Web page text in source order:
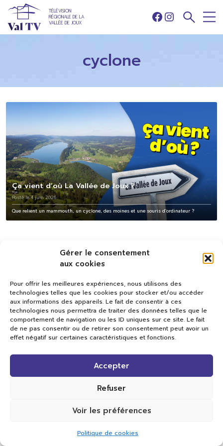
Gérer le consentement
aux cookies
Pour offrir les meilleures expériences, nous utilisons des
technologies telles que les cookies pour stocker et/ou accéder
aux informations des appareils. Le fait de consentir à ces
technologies nous permettra de traiter des données telles que le
comportement de navigation ou les ID uniques sur ce site. Le fait
de ne pas consentir ou de retirer son consentement peut avoir un
effet négatif sur certaines caractéristiques et fonctions.
Accepter
Refuser
Voir les préférences
Politique de cookies
TÉLÉVISION
RÉGIONALE DE LA
VALLÉE DE JOUX
Facebook
Instagram
cyclone
Ça vient d’où La Vallée de Joux ?
Posté le 4 juin 2026
Que relient un mammouth, un cyclone, des moines et une souris d’ordinateur ?
Val TV
Centre de Compétences Médias
Rue du Pont-Neuf 24
Tous droits réservés.
Réalisation Cavin-Baudat Digital Lab